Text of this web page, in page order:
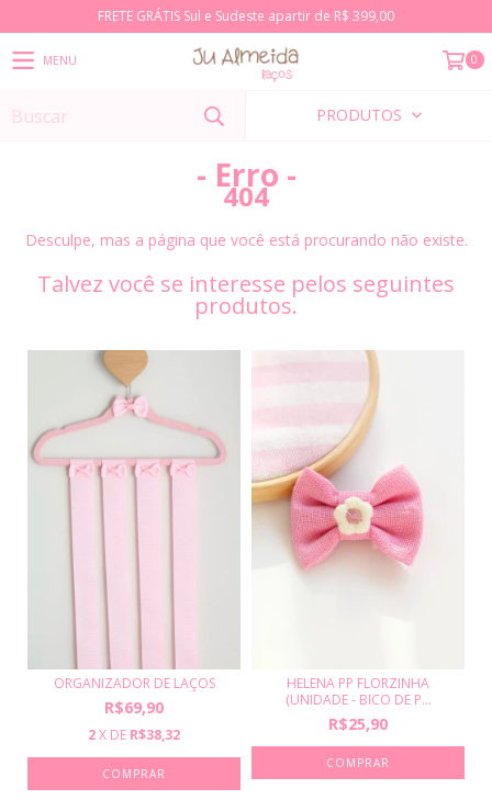
FRETE GRÁTIS Sul e Sudeste apartir de R$ 399,00
MENU 0
PRODUTOS
- Erro -
404
Desculpe, mas a página que você está procurando não existe.
Talvez você se interesse pelos seguintes
produtos.
ORGANIZADOR DE LAÇOS
R$69,90
2X DE R$38,32
HELENA PP FLORZINHA
(UNIDADE - BICO DE P...
R$25,90